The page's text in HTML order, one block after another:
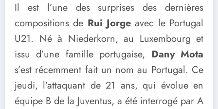
Il est l’une des surprises des dernières
compositions de Rui Jorge avec le Portugal
U21. Né à Niederkorn, au Luxembourg et
issu d’une famille portugaise, Dany Mota
s’est récemment fait un nom au Portugal. Ce
jeudi, l’attaquant de 21 ans, qui évolue en
équipe B de la Juventus, a été interrogé par A